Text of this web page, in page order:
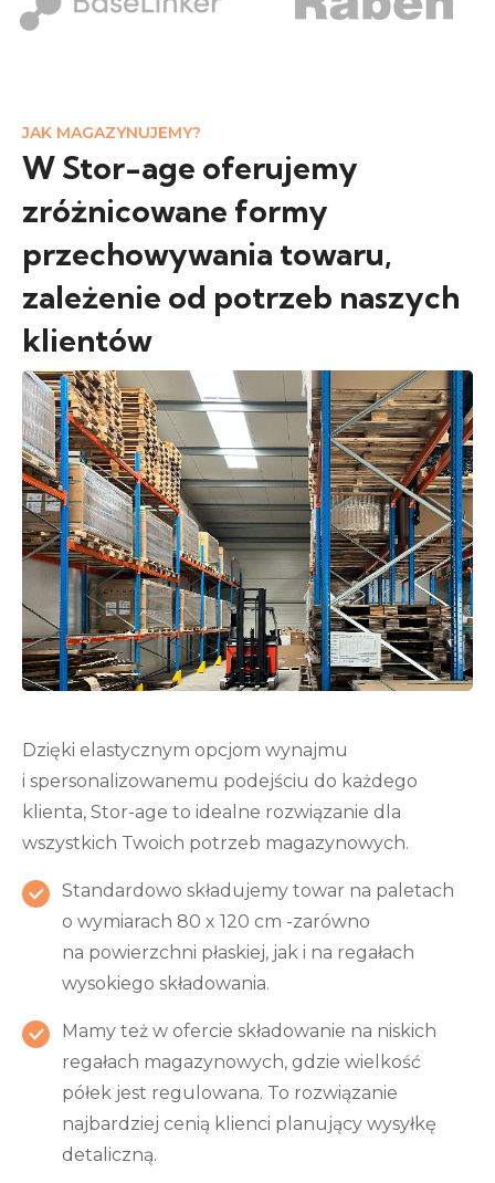
JAK MAGAZYNUJEMY?
W Stor-age oferujemy
zróżnicowane formy
przechowywania towaru,
zależenie od potrzeb naszych
klientów
Dzięki elastycznym opcjom wynajmu
i spersonalizowanemu podejściu do każdego
klienta, Stor-age to idealne rozwiązanie dla
wszystkich Twoich potrzeb magazynowych.
Standardowo składujemy towar na paletach
o wymiarach 80 x 120 cm -zarówno
na powierzchni płaskiej, jak i na regałach
wysokiego składowania.
Mamy też w ofercie składowanie na niskich
regałach magazynowych, gdzie wielkość
półek jest regulowana. To rozwiązanie
najbardziej cenią klienci planujący wysyłkę
detaliczną.